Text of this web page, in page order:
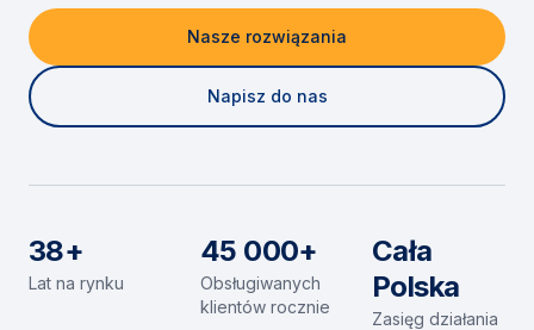
Nasze rozwiązania
Napisz do nas
38+
Lat na rynku
45 000+
Obsługiwanych
klientów rocznie
Cała
Polska
Zasięg działania